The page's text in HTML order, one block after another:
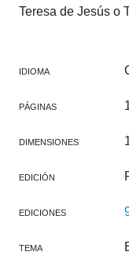
Teresa de Jesús o
IDIOMA
PÁGINAS
DIMENSIONES
EDICIÓN
EDICIONES
TEMA